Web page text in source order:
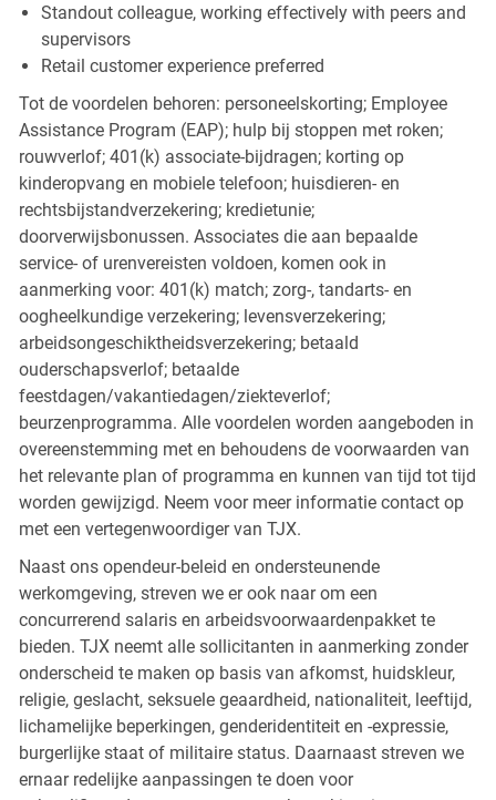
Standout colleague, working effectively with peers and
supervisors
Retail customer experience preferred
Tot de voordelen behoren: personeelskorting; Employee
Assistance Program (EAP); hulp bij stoppen met roken;
rouwverlof; 401(k) associate-bijdragen; korting op
kinderopvang en mobiele telefoon; huisdieren- en
rechtsbijstandverzekering; kredietunie;
doorverwijsbonussen. Associates die aan bepaalde
service- of urenvereisten voldoen, komen ook in
aanmerking voor: 401(k) match; zorg-, tandarts- en
oogheelkundige verzekering; levensverzekering;
arbeidsongeschiktheidsverzekering; betaald
ouderschapsverlof; betaalde
feestdagen/vakantiedagen/ziekteverlof;
beurzenprogramma. Alle voordelen worden aangeboden in
overeenstemming met en behoudens de voorwaarden van
het relevante plan of programma en kunnen van tijd tot tijd
worden gewijzigd. Neem voor meer informatie contact op
met een vertegenwoordiger van TJX.
Naast ons opendeur-beleid en ondersteunende
werkomgeving, streven we er ook naar om een
concurrerend salaris en arbeidsvoorwaardenpakket te
bieden. TJX neemt alle sollicitanten in aanmerking zonder
onderscheid te maken op basis van afkomst, huidskleur,
religie, geslacht, seksuele geaardheid, nationaliteit, leeftijd,
lichamelijke beperkingen, genderidentiteit en -expressie,
burgerlijke staat of militaire status. Daarnaast streven we
ernaar redelijke aanpassingen te doen voor